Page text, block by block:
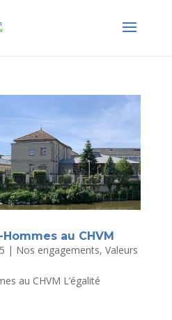
au CHVM
| Nos engagements, Valeurs
au CHVM L’égalité